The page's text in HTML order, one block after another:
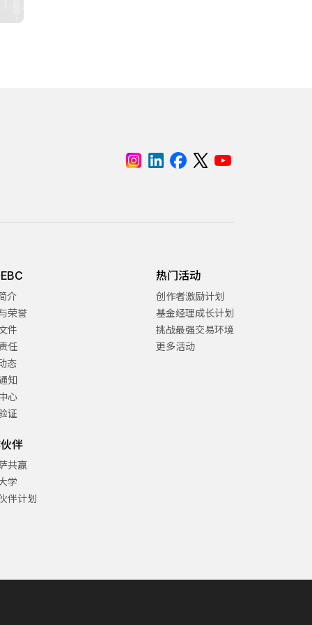
介
荣誉
件
任
态
知
心
证
伴
共赢
学
伴计划
热门活动
创作者激励计划
基金经理成长计划
挑战最强交易环境
更多活动